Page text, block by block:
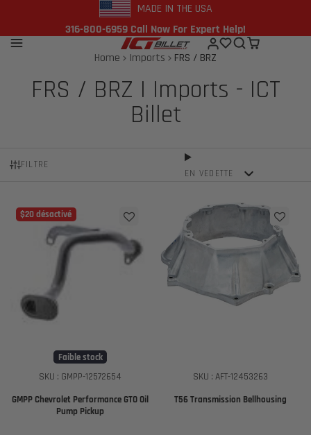
MADE IN THE USA
316-800-6959 Call Now For Expert Help!
Home
Imports FRS / BRZ
FRS / BRZ | Imports - ICT
Billet
FILTRE
EN VEDETTE
$20 désactivé
Faible stock
SKU : GMPP-12572654
GMPP Chevrolet Performance GTO Oil
Pump Pickup
SKU : AFT-12453263
T56 Transmission Bellhousing